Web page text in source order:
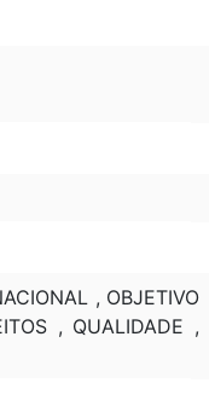
, OBJETIVO
, QUALIDADE ,